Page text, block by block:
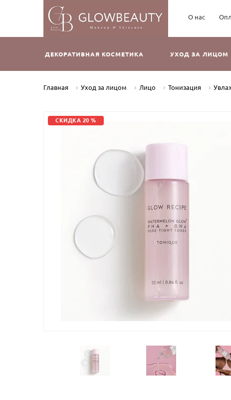
О нас
ДЕКОРАТИВНАЯ КОСМЕТИКА УХОД ЗА ЛИЦОМ
Главная Уход за лицом Лицо Тонизация
СКИДКА 20 %